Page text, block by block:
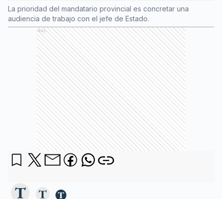
La prioridad del mandatario provincial es concretar una
audiencia de trabajo con el jefe de Estado.
Ads